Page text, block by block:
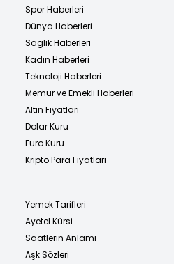
Spor Haberleri
Dünya Haberleri
Sağlık Haberleri
Kadın Haberleri
Teknoloji Haberleri
Memur ve Emekli Haberleri
Altın Fiyatları
Dolar Kuru
Euro Kuru
Kripto Para Fiyatları
Yemek Tarifleri
Ayetel Kürsi
Saatlerin Anlamı
Aşk Sözleri